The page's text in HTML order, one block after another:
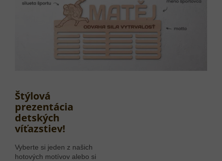
Štýlová
prezentácia
detských
víťazstiev!
Vyberte si jeden z našich
hotových motívov alebo si